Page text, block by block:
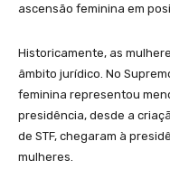
ascensão feminina em
Historicamente, as
âmbito jurídico. No
feminina representou
presidência, desde a
de STF, chegaram à
mulheres.